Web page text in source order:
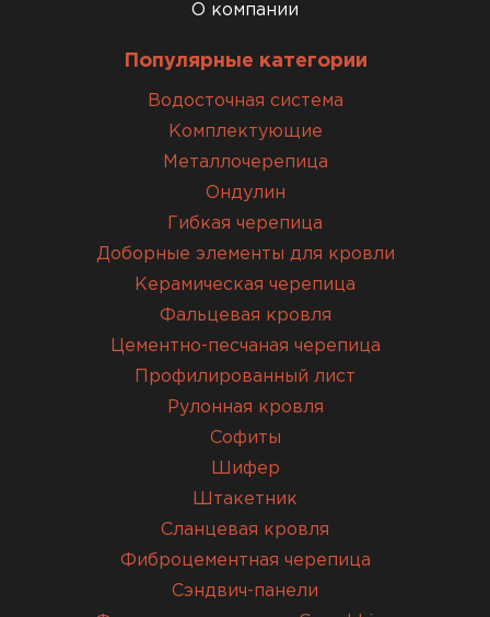
О компании
Популярные категории
Водосточная система
Комплектующие
Металлочерепица
Ондулин
Гибкая черепица
Доборные элементы для кровли
Керамическая черепица
Фальцевая кровля
Цементно-песчаная черепица
Профилированный лист
Рулонная кровля
Софиты
Шифер
Штакетник
Сланцевая кровля
Фиброцементная черепица
Сэндвич-панели